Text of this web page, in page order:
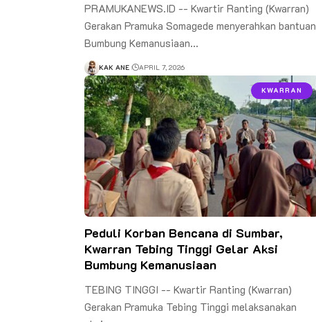
PRAMUKANEWS.ID -- Kwartir Ranting (Kwarran)
Gerakan Pramuka Somagede menyerahkan bantuan
Bumbung Kemanusiaan…
KAK ANE APRIL 7, 2026
KWARRAN
Peduli Korban Bencana di Sumbar,
Kwarran Tebing Tinggi Gelar Aksi
Bumbung Kemanusiaan
TEBING TINGGI -- Kwartir Ranting (Kwarran)
Gerakan Pramuka Tebing Tinggi melaksanakan